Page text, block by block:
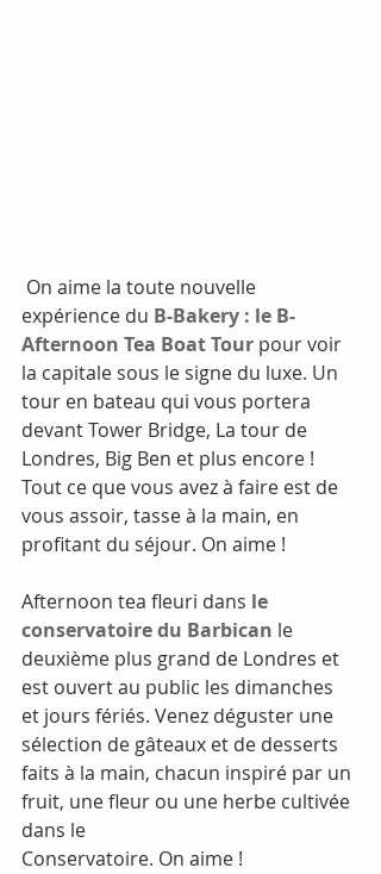
expérience du B-Bakery : le B-
Afternoon Tea Boat Tour pour voir
la capitale sous le signe du luxe. Un
tour en bateau qui vous portera
devant Tower Bridge, La tour de
Londres, Big Ben et plus encore !
Tout ce que vous avez à faire est de
vous assoir, tasse à la main, en
profitant du séjour. On aime !
Afternoon tea fleuri dans le
conservatoire du Barbican le
deuxième plus grand de Londres et
est ouvert au public les dimanches
et jours fériés. Venez déguster une
sélection de gâteaux et de desserts
faits à la main, chacun inspiré par un
fruit, une fleur ou une herbe cultivée
dans le
Conservatoire. On aime !